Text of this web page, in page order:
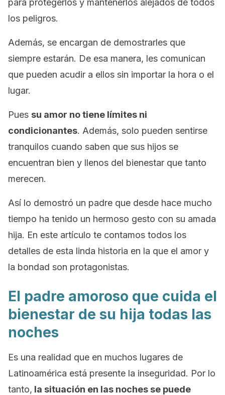
para protegerlos y mantenerlos alejados de todos
los peligros.
Además, se encargan de demostrarles que
siempre estarán. De esa manera, les comunican
que pueden acudir a ellos sin importar la hora o el
lugar.
Pues su amor no tiene límites ni
condicionantes. Además, solo pueden sentirse
tranquilos cuando saben que sus hijos se
encuentran bien y llenos del bienestar que tanto
merecen.
Así lo demostró un padre que desde hace mucho
tiempo ha tenido un hermoso gesto con su amada
hija. En este artículo te contamos todos los
detalles de esta linda historia en la que el amor y
la bondad son protagonistas.
El padre amoroso que cuida el
bienestar de su hija todas las
noches
Es una realidad que en muchos lugares de
Latinoamérica está presente la inseguridad. Por lo
tanto, la situación en las noches se puede